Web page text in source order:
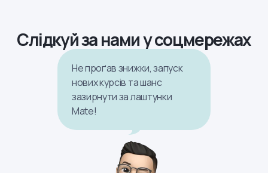
Слідкуй за нами у соцмережах
Не проґав знижки, запуск
нових курсів та шанс
зазирнути за лаштунки
Mate!